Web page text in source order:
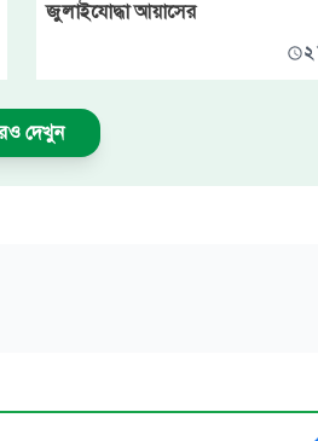
জুলাইযোদ্ধা আয়াসের
২
দেখুন